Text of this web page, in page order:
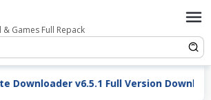
Games Full Repack
v6.5.1 Full Version Download